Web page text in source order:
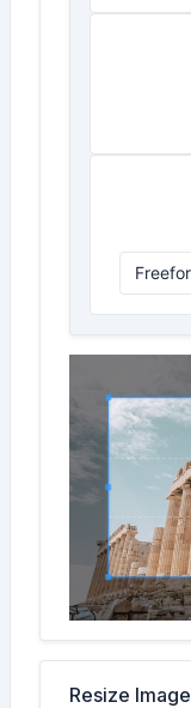
Resize Image